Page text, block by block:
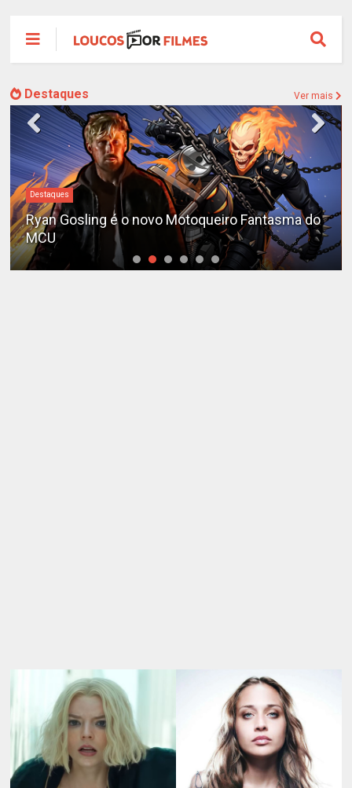
Destaques Ver mais
Destaques
Ryan Gosling é o novo Motoqueiro Fantasma do
MCU